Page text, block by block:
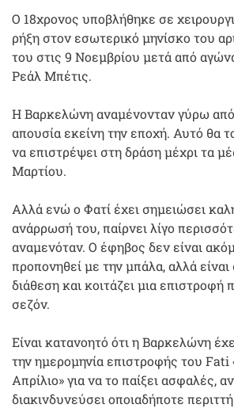
Ο 18χρονος υποβλήθηκε σε
ρήξη στον εσωτερικό μηνίσκο του
του στις 9 Νοεμβρίου μετά από
Ρεάλ Μπέτις.
Η Βαρκελώνη αναμένονταν γύρω από
απουσία εκείνη την εποχή. Αυτό θα
να επιστρέψει στη δράση μέχρι τα
Μαρτίου.
Αλλά ενώ ο Φατί έχει σημειώσει
ανάρρωσή του, παίρνει λίγο
αναμενόταν. Ο έφηβος δεν είναι
προπονηθεί με την μπάλα, αλλά είναι
διάθεση και κοιτάζει μια επιστροφή
σεζόν.
Είναι κατανοητό ότι η Βαρκελώνη
την ημερομηνία επιστροφής του Fati
Απρίλιο» για να το παίξει ασφαλές,
διακινδυνεύσει οποιαδήποτε